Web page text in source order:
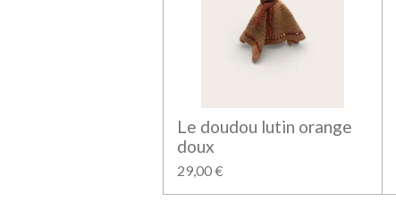
Le doudou lutin orange
doux
29,00 €